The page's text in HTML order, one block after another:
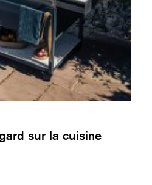
sur la cuisine